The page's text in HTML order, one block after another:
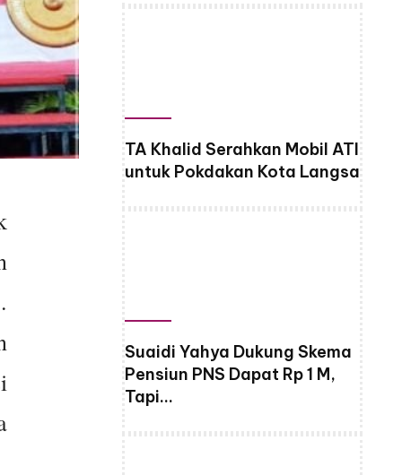
TA Khalid Serahkan Mobil ATI
untuk Pokdakan Kota Langsa
Suaidi Yahya Dukung Skema
Pensiun PNS Dapat Rp 1 M,
Tapi…